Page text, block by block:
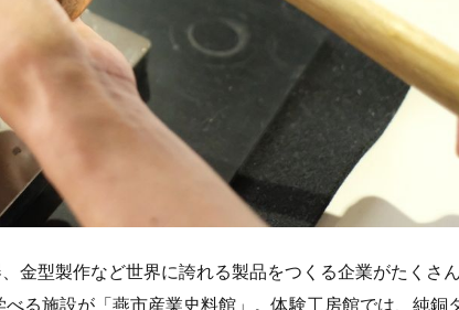
金型製作など世界に誇れる製品をつくる企業がたくさ
る施設が「燕市産業史料館」。体験工房館では、純銅